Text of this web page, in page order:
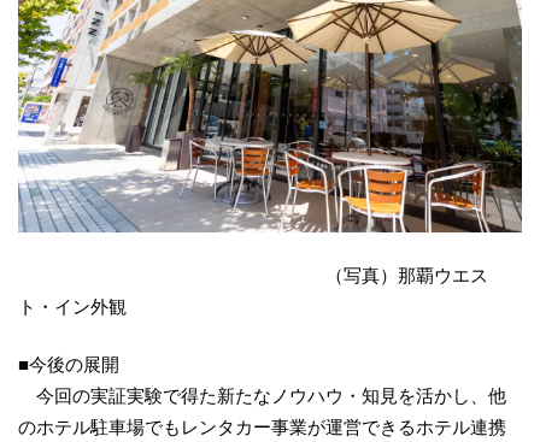
（写真）那覇ウエス
ト・イン外観
■今後の展開
今回の実証実験で得た新たなノウハウ・知見を活かし、他
のホテル駐車場でもレンタカー事業が運営できるホテル連携